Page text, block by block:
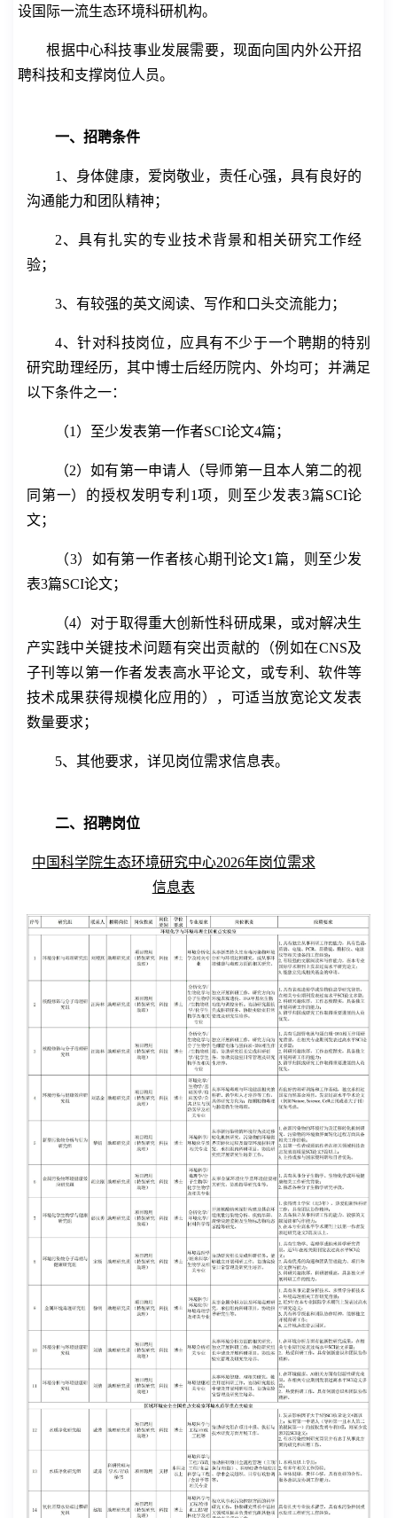
设国际一流生态环境科研机构。
根据中心科技事业发展需要，现面向国内外公开招
聘科技和支撑岗位人员。
一、招聘条件
1 、身体健康，爱岗敬业，责任心强，具有良好的
沟通能力和团队精神；
2、具有扎实的专业技术背景和相关研究工作经
验；
3、有较强的英文阅读、写作和口头交流能力；
4、针对科技岗位， 应具有不少于一个聘期的特别
研究助理经历，其中博士后经历院内、外均可；并满足
以下条件之一：
（1 ） 至少发表第一作者SCI论文4篇 ；
（2）如有第一申请人（导师第一且本人第二的视
同第一）的授权发明专利 1项，则至少发表3篇SCI论
文；
（3） 如有第一作者核心期刊论文1 篇，则至少发
表3篇SCI论文；
（4） 对于取得重大创新性科研成果，或对解决生
产实践中关键技术问题有突出贡献的（例如在CNS及
子刊等以第一作者发表高水平论文，或专利、软件等
技术成果获得规模化应用的），可适当放宽论文发表
数量要求；
5、其他要求，详见岗位需求信息表。
二、招聘岗位
中国科学院生态环境研究中心2026年岗位需求
信息表